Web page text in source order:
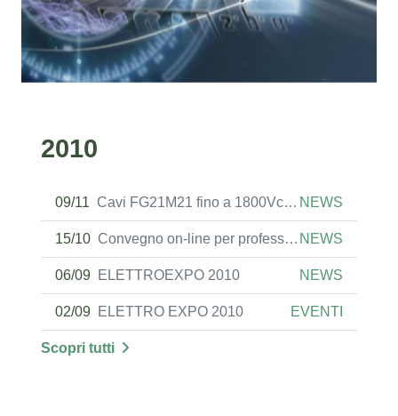
2010
09/11 Cavi FG21M21 fino a 1800Vcc anche verso terra NEWS
15/10 Convegno on-line per professionisti e uffici tecnici FASCIA ORARIA POMERIDIANA NEWS
06/09 ELETTROEXPO 2010 NEWS
02/09 ELETTRO EXPO 2010 EVENTI
Scopri tutti